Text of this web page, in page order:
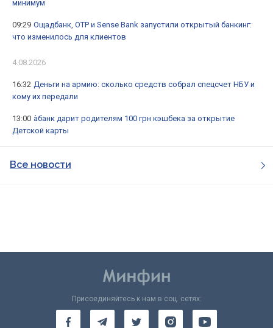
минимум
09:29 Ощадбанк, OTP и Sense Bank запустили открытый банкинг:
что изменилось для клиентов
4.08.2026
16:32 Деньги на армию: сколько средств собрал спецсчет НБУ и
кому их передали
13:00 àбанк дарит родителям 100 грн кэшбека за открытие
Детской карты
Все новости
Присоединяйтесь к нам в соц. сетях: